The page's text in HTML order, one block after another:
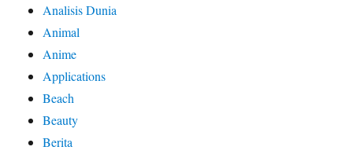
Analisis Dunia
Animal
Anime
Applications
Beach
Beauty
Berita